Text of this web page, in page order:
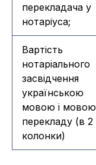
перекладача у
нотаріуса;
Вартість
нотаріального
засвідчення
українською
мовою і мовою
перекладу (в 2
колонки)